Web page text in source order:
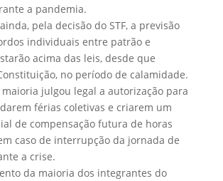
a pandemia.
pela decisão do STF, a previsão
individuais entre patrão e
acima das leis, desde que
no período de calamidade.
maioria julgou legal a autorização para
férias coletivas e criarem um
de compensação futura de horas
caso de interrupção da jornada de
a crise.
da maioria dos integrantes do